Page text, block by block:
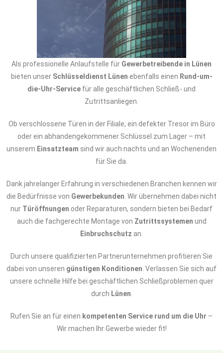
Als professionelle Anlaufstelle für Gewerbetreibende in Lünen
bieten unser Schlüsseldienst Lünen ebenfalls einen Rund-um-
die-Uhr-Service für alle geschäftlichen Schließ- und
Zutrittsanliegen.
Ob verschlossene Türen in der Filiale, ein defekter Tresor im Büro
oder ein abhandengekommener Schlüssel zum Lager – mit
unserem Einsatzteam sind wir auch nachts und an Wochenenden
für Sie da.
Dank jahrelanger Erfahrung in verschiedenen Branchen kennen wir
die Bedürfnisse von Gewerbekunden . Wir übernehmen dabei nicht
nur Türöffnungen oder Reparaturen, sondern bieten bei Bedarf
auch die fachgerechte Montage von Zutrittssystemen und
Einbruchschutz an.
Durch unsere qualifizierten Partnerunternehmen profitieren Sie
dabei von unseren günstigen Konditionen . Verlassen Sie sich auf
unsere schnelle Hilfe bei geschäftlichen Schließproblemen quer
durch Lünen
Rufen Sie an für einen kompetenten Service rund um die Uhr –
Wir machen Ihr Gewerbe wieder fit!